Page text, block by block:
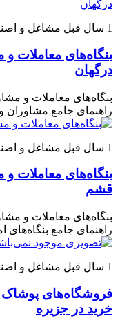
1 سال قبل مشاغل و
بنگاه‌های معاملات
درگهان
بنگاه‌های معاملات و
راهنمای جامع مشاوران
1 سال قبل مشاغل و
بنگاه‌های معاملات
قشم
بنگاه‌های معاملات و
راهنمای جامع بنگاه‌های
1 سال قبل مشاغل و
فروشگاه‌های پوشاک
خرید در جزیره